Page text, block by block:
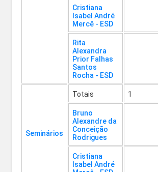
Cristiana
Isabel André
Mercê - ESD
Rita
Alexandra
Prior Falhas
Santos
Rocha - ESD
Seminários
Totais 1
Bruno
Alexandre da
Conceição
Rodrigues
Cristiana
Isabel André